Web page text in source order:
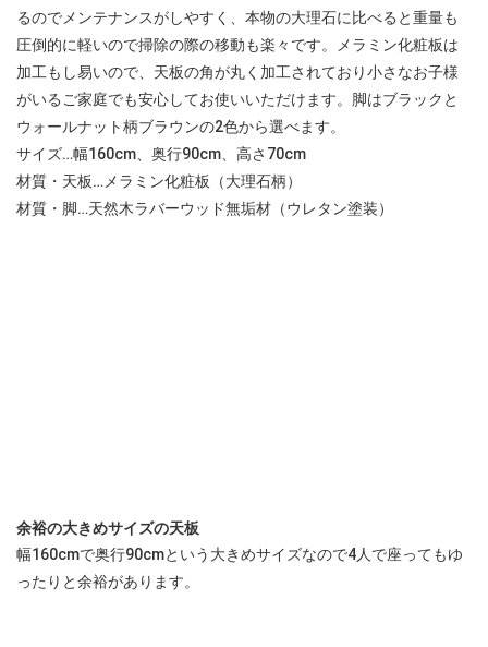
るのでメンテナンスがしやすく、本物の大理石に比べると重量も
圧倒的に軽いので掃除の際の移動も楽々です。メラミン化粧板は
加工もし易いので、天板の角が丸く加工されており小さなお子様
がいるご家庭でも安心してお使いいただけます。脚はブラックと
ウォールナット柄ブラウンの2色から選べます。
サイズ…幅160cm、奥行90cm、高さ70cm
材質・天板…メラミン化粧板（大理石柄）
材質・脚…天然木ラバーウッド無垢材（ウレタン塗装）
余裕の大きめサイズの天板
幅160cmで奥行90cmという大きめサイズなので4人で座ってもゆ
ったりと余裕があります。